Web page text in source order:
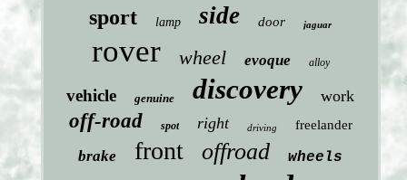
sport lamp side door jaguar
rover wheel evoque alloy
vehicle genuine discovery work
off-road spot right driving freelander
brake front offroad wheels